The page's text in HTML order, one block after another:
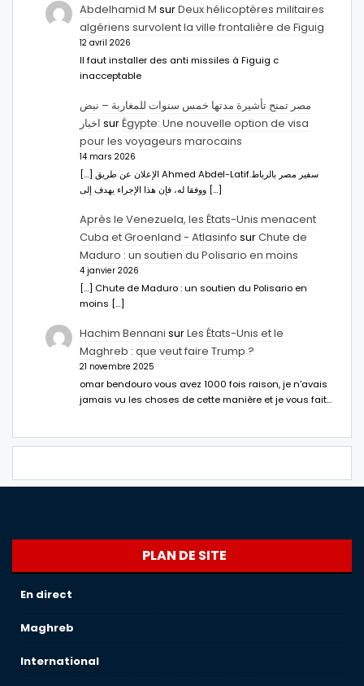
Abdelhamid M surDeux hélicoptères militaires
algériens survolent la ville frontalière de Figuig
12 avril 2026
Il faut installer des anti missiles à Figuig c
inacceptable
مصر تمنح تأشيرة مدتها خمس سنوات للمغاربة – نبض
اخبار surÉgypte: Une nouvelle option de visa
pour les voyageurs marocains
14 mars 2026
[…] الإعلان عن طريق Ahmed Abdel-Latifسفير مصر بالرباط.
ووفقا له، فإن هذا الإجراء يهدف إلى […]
Après le Venezuela, les États-Unis menacent
Cuba et Groenland - Atlasinfo surChute de
Maduro : un soutien du Polisario en moins
4 janvier 2026
[…] Chute de Maduro : un soutien du Polisario en
moins […]
Hachim Bennani surLes États-Unis et le
Maghreb : que veut faire Trump ?
21 novembre 2025
omar bendouro vous avez 1000 fois raison, je n'avais
jamais vu les choses de cette manière et je vous fait…
PLAN DE SITE
En direct
Maghreb
International